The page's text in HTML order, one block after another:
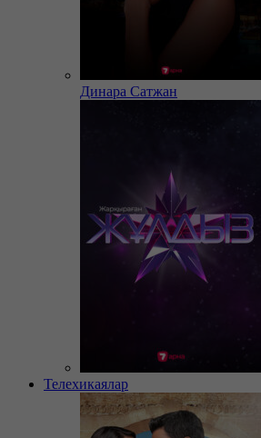
Динара Сатжан
Телехикаялар